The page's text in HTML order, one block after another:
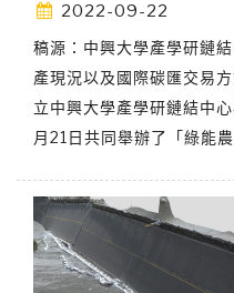
2022-09-22
稿源：中興大學產學研鏈
產現況以及國際碳匯交易
立中興大學產學研鏈結中
月21日共同舉辦了「綠能農